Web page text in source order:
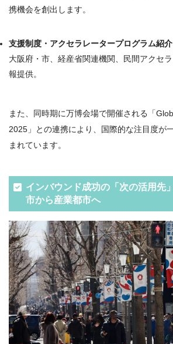
携機会を創出します。
支援制度・アクセラレータープログラム紹介
大阪府・市、経産省関連機関、民間アクセ
報提供。
また、同時期に万博会場で開催される「
2025」との連携により、国際的な注目度が
まれています。
インバウンド成功の「次の活用先
市から産業都市へ